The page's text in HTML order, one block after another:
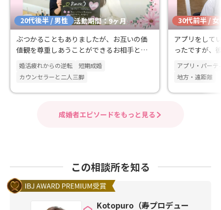
20代後半 / 男性 活動期間：9ヶ月
ぶつかることもありましたが、お互いの価
値観を尊重しあうことができるお相手と成
婚！
婚活疲れからの逆転
短期成婚
カウンセラーと二人三脚
30代前半 / 女
アプリをして
ったですが、
良かったです
アプリ・パーテ
地方・遠距離
成婚者エピソードをもっと見る
この相談所を知る
Kotopuro（寿プロデュー